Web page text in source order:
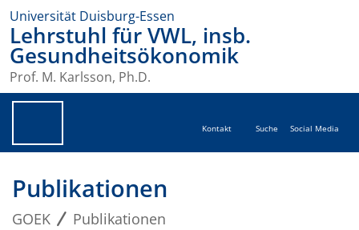
Universität Duisburg-Essen
Lehrstuhl für VWL, insb.
Gesundheitsökonomik
Prof. M. Karlsson, Ph.D.
Kontakt Suche Social Media
Publikationen
GOEK Publikationen